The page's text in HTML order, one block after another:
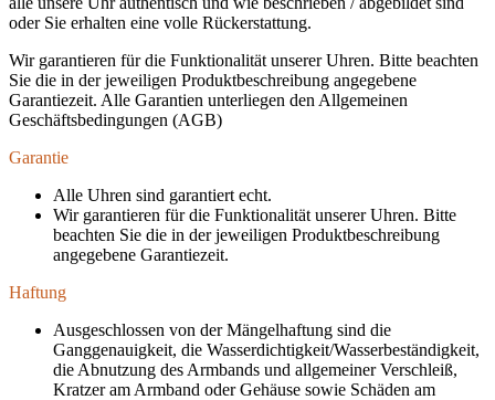
oder Sie erhalten eine volle Rückerstattung.
Wir garantieren für die Funktionalität unserer Uhren. Bitte beachten
Sie die in der jeweiligen Produktbeschreibung angegebene
Garantiezeit. Alle Garantien unterliegen den Allgemeinen
Geschäftsbedingungen (AGB)
Garantie
Alle Uhren sind garantiert echt.
Wir garantieren für die Funktionalität unserer Uhren. Bitte
beachten Sie die in der jeweiligen Produktbeschreibung
angegebene Garantiezeit.
Haftung
Ausgeschlossen von der Mängelhaftung sind die
Ganggenauigkeit, die Wasserdichtigkeit/Wasserbeständigkeit,
die Abnutzung des Armbands und allgemeiner Verschleiß,
Kratzer am Armband oder Gehäuse sowie Schäden am